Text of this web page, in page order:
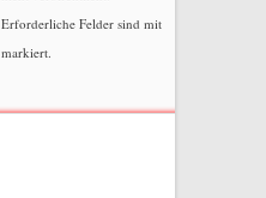
Erforderliche Felder sind mit
markiert.